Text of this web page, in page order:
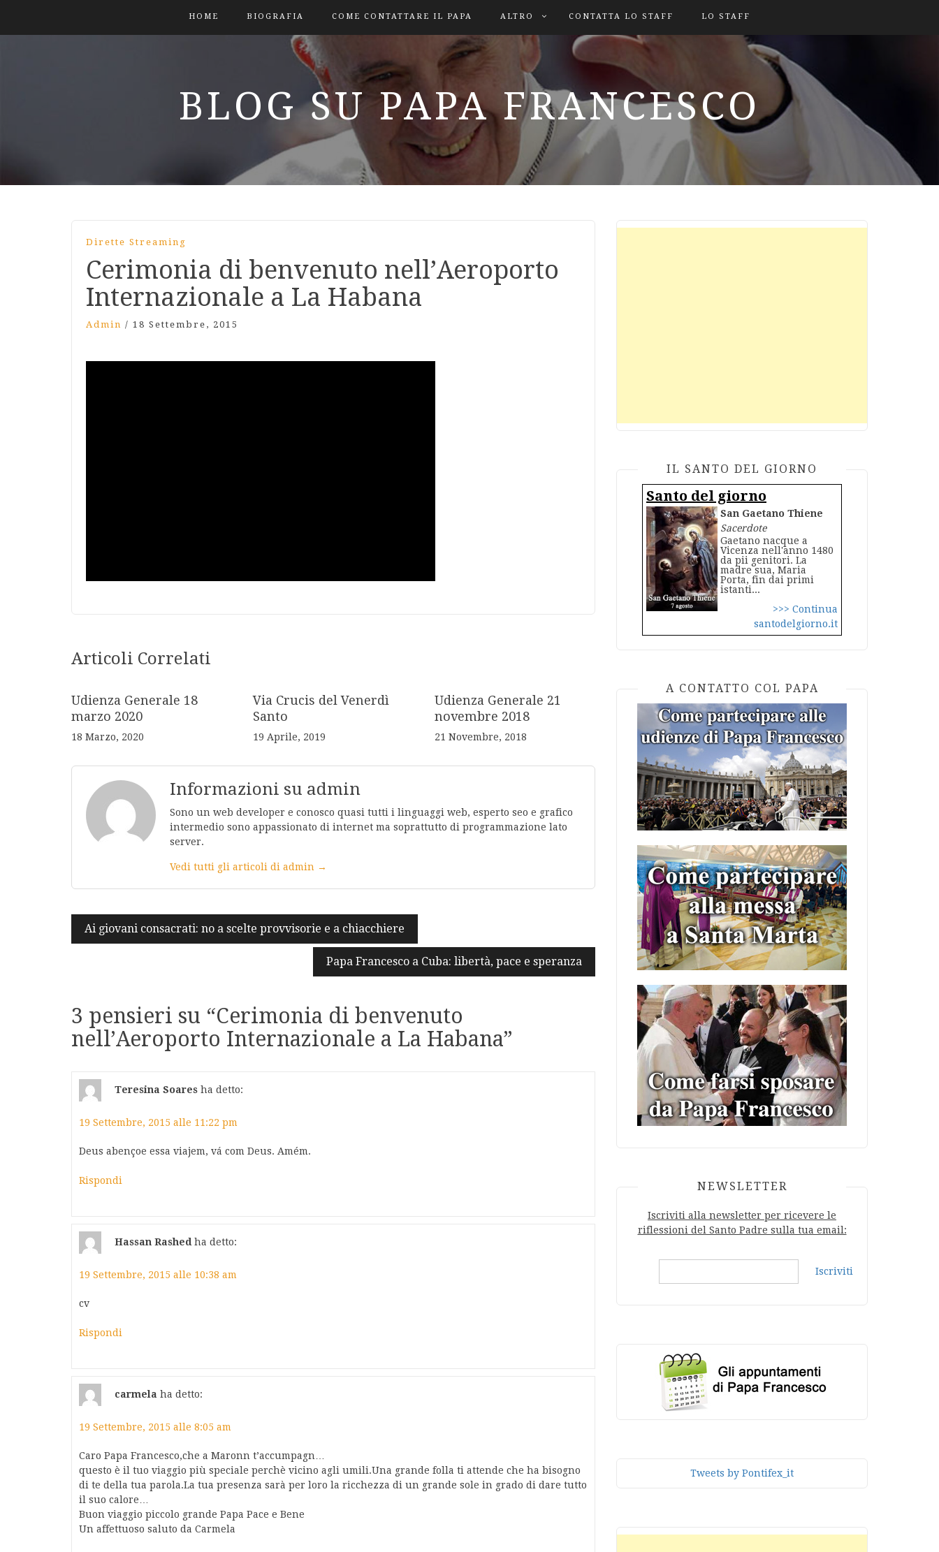
HOME BIOGRAFIA COME CONTATTARE IL PAPA ALTRO CONTATTA LO STAFF LO STAFF
BLOG SU PAPA FRANCESCO
Dirette Streaming
Cerimonia di benvenuto nell’Aeroporto
Internazionale a La Habana
Admin / 18 Settembre, 2015
Articoli Correlati
Udienza Generale 18
marzo 2020
18 Marzo, 2020
Via Crucis del Venerdì
Santo
19 Aprile, 2019
Udienza Generale 21
novembre 2018
21 Novembre, 2018
Informazioni su admin
Sono un web developer e conosco quasi tutti i linguaggi web, esperto seo e grafico
intermedio sono appassionato di internet ma soprattutto di programmazione lato
server.
Vedi tutti gli articoli di admin →
Navigazione
articoli
Ai giovani consacrati: no a scelte provvisorie e a chiacchiere
Papa Francesco a Cuba: libertà, pace e speranza
3 pensieri su “Cerimonia di benvenuto
nell’Aeroporto Internazionale a La Habana”
Teresina Soares ha detto:
19 Settembre, 2015 alle 11:22 pm
Deus abençoe essa viajem, vá com Deus. Amém.
Rispondi
Hassan Rashed ha detto:
19 Settembre, 2015 alle 10:38 am
cv
Rispondi
carmela ha detto:
19 Settembre, 2015 alle 8:05 am
Caro Papa Francesco,che a Maronn t’accumpagn…
questo è il tuo viaggio più speciale perchè vicino agli umili.Una grande folla ti attende che ha bisogno
di te della tua parola.La tua presenza sarà per loro la ricchezza di un grande sole in grado di dare tutto
il suo calore…
Buon viaggio piccolo grande Papa Pace e Bene
Un affettuoso saluto da Carmela
IL SANTO DEL GIORNO
Santo del giorno
San Gaetano Thiene
Sacerdote
Gaetano nacque a
Vicenza nell'anno 1480
da pii genitori. La
madre sua, Maria
Porta, fin dai primi
istanti...
>>> Continua
santodelgiorno.it
A CONTATTO COL PAPA
NEWSLETTER
Iscriviti alla newsletter per ricevere le
riflessioni del Santo Padre sulla tua email:
Iscriviti
Tweets by Pontifex_it